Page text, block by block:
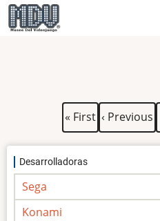
Pasar
al
Primera
página
« First
Página
anterior
‹ Previous
Desarrolladoras
Sega
Konami